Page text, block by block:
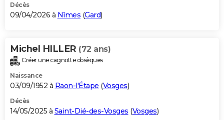
BONS PLANS
Carte de Noël
Carte Bonne année
Carte Saint-Valentin
Carte Pâques
Carte d'anniversaire
DICTIONNAIRE
Dictionnaire
Biographies
Citations
Expressions
Proverbes
PROGRAMME TV
S'inscrire
Se connecter
Lycées
Collèges
Primaires
Universités
Entreprises
Service militaire
Avis de recherche
AVIS DE DÉCÈS
Décès
09/04/2026 à Nîmes (Gard)
Michel HILLER (72 ans)
Créer une cagnotte obsèques
Naissance
03/09/1952 à Raon-l'Étape (Vosges)
Décès
14/05/2025 à Saint-Dié-des-Vosges (Vosges)